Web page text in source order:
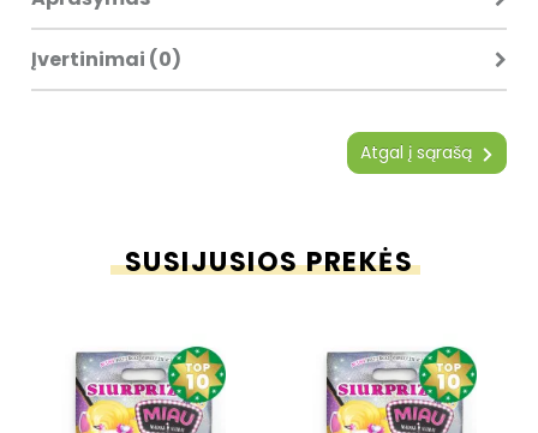
Įvertinimai (0)
Atgal į sąrašą
SUSIJUSIOS PREKĖS